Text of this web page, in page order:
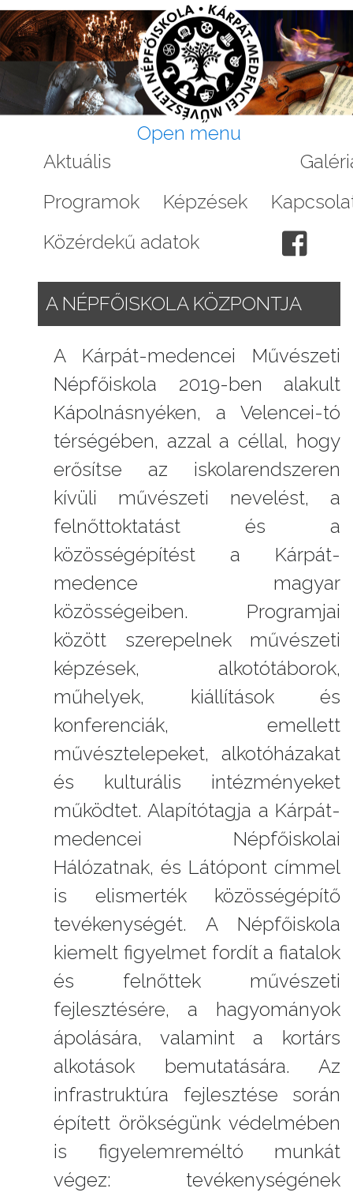
Open menu
Aktuális
Programok
Képzések
Közérdekű adatok
A NÉPFŐISKOLA KÖZPONTJA
A Kárpát-medencei Művészeti
Népfőiskola 2019-ben alakult
Kápolnásnyéken, a Velencei-tó
térségében, azzal a céllal, hogy
erősítse az iskolarendszeren
kívüli művészeti nevelést, a
felnőttoktatást és a
közösségépítést a Kárpát-
medence magyar
közösségeiben. Programjai
között szerepelnek művészeti
képzések, alkotótáborok,
műhelyek, kiállítások és
konferenciák, emellett
művésztelepeket, alkotóházakat
és kulturális intézményeket
működtet. Alapítótagja a Kárpát-
medencei Népfőiskolai
Hálózatnak, és Látópont címmel
is elismerték közösségépítő
tevékenységét. A Népfőiskola
kiemelt figyelmet fordít a fiatalok
és felnőttek művészeti
fejlesztésére, a hagyományok
ápolására, valamint a kortárs
alkotások bemutatására. Az
infrastruktúra fejlesztése során
épített örökségünk védelmében
is figyelemreméltó munkát
végez: tevékenységének